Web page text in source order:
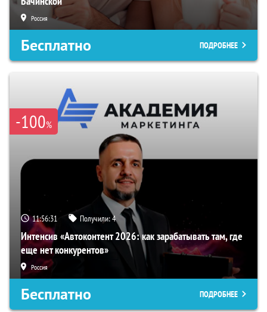
Россия
Бесплатно ПОДРОБНЕЕ
-100%
11:56:30 Получили:4
Интенсив «Автоконтент 2026: как зарабатывать там, где
еще нет конкурентов»
Россия
Бесплатно ПОДРОБНЕЕ